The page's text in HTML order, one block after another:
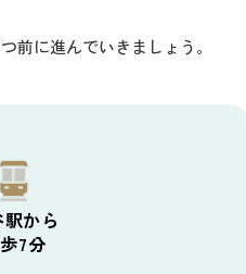
前に進んでいきましょう。
から
7分